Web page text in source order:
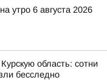
утро 6 августа 2026
область: сотни
бесследно